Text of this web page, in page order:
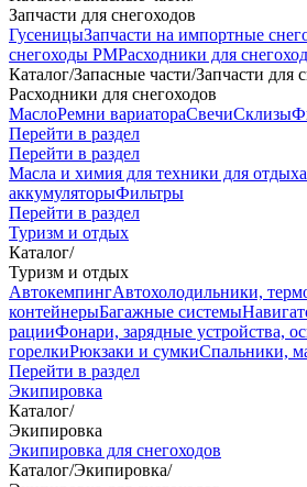
Запчасти для снегоходов
ГусеницыЗапчасти на импортные
снегоходы РМРасходники для
Каталог/Запасные части/Запчасти для
Расходники для снегоходов
МаслоРемни вариатораСвечиСклизы
Перейти в раздел
Перейти в раздел
Масла и химия для техники для отдыха
аккумуляторыФильтры
Перейти в раздел
Туризм и отдых
Каталог/
Туризм и отдых
АвтокемпингАвтохолодильники,
контейнерыБагажные системы
рацииФонари, зарядные устройства,
горелкиРюкзаки и сумкиСпальники,
Перейти в раздел
Экипировка
Каталог/
Экипировка
Экипировка для снегоходов
Каталог/Экипировка/